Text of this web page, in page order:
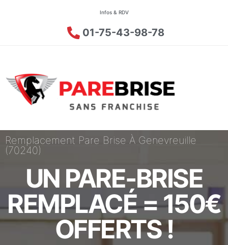
Infos & RDV
01-75-43-98-78
Remplacement Pare Brise À Genevreuille
(70240)
UN PARE-BRISE
REMPLACÉ = 150€
OFFERTS !